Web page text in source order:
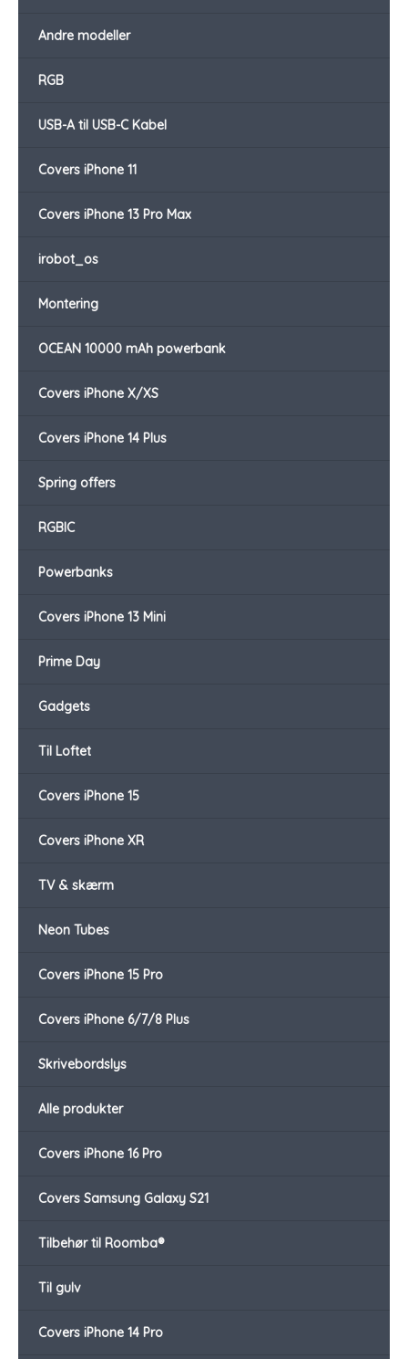
Andre modeller
RGB
USB-A til USB-C Kabel
Covers iPhone 11
Covers iPhone 13 Pro Max
irobot_os
Montering
OCEAN 10000 mAh powerbank
Covers iPhone X/XS
Covers iPhone 14 Plus
Spring offers
RGBIC
Powerbanks
Covers iPhone 13 Mini
Prime Day
Gadgets
Til Loftet
Covers iPhone 15
Covers iPhone XR
TV & skærm
Neon Tubes
Covers iPhone 15 Pro
Covers iPhone 6/7/8 Plus
Skrivebordslys
Alle produkter
Covers iPhone 16 Pro
Covers Samsung Galaxy S21
Tilbehør til Roomba®
Til gulv
Covers iPhone 14 Pro